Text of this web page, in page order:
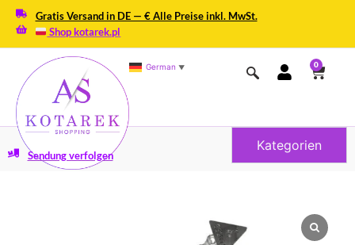
Gratis Versand in DE — € Alle Preise inkl. MwSt.
Shop kotarek.pl
German ▼ 0
Kategorien
Sendung verfolgen